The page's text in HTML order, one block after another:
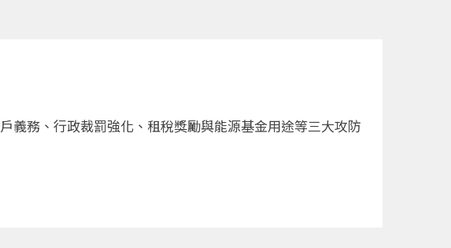
義務、行政裁罰強化、租稅獎勵與能源基金用途等三大攻防